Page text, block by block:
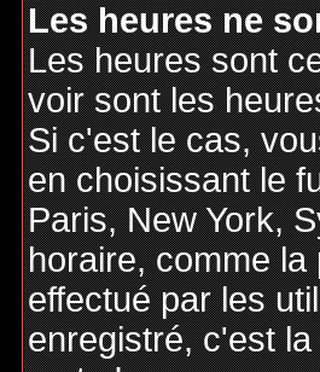
Les heures ne
Les heures sont
voir sont les
Si c'est le cas,
en choisissant le
Paris, New York,
horaire, comme
effectué par les
enregistré, c'est